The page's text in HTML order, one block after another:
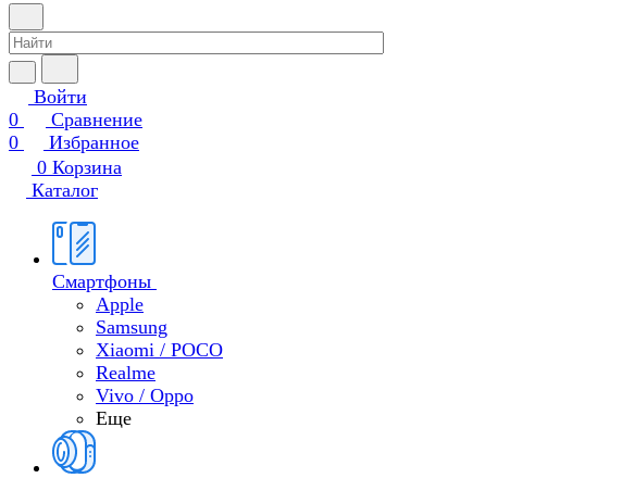
Войти
0
Сравнение
0
Избранное
0 Корзина
Каталог
Смартфоны
Apple
Samsung
Xiaomi / POCO
Realme
Vivo / Oppo
Еще